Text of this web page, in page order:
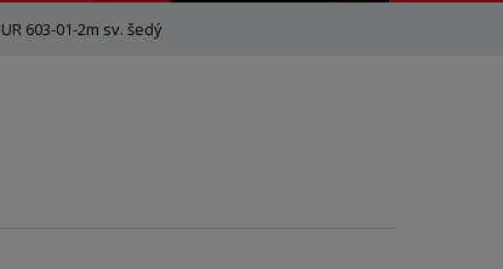
603-01-2m sv. šedý